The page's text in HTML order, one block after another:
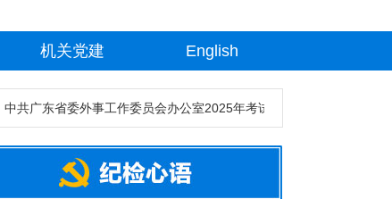
机关党建 English
委外事工作委员会办公室2025年考试录用公务员资格审核公告